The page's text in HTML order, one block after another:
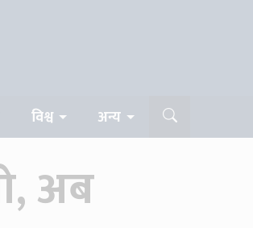
विश्व अन्य
अब